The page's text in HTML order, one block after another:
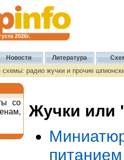
2026г.
Новости Литература
схемы: радио жучки и прочие
со
Жучки или
питанием